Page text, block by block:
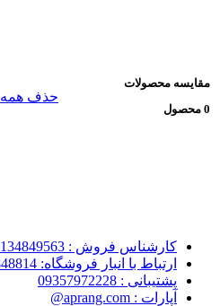
مقایسه محصولات
0 محصول
حذف همه
کارشناس فروش : 09134849563
ارتباط با انبار فروشگاه: 09132848814
پشتیبانی : 09357972228
آپارات : aprang.com@